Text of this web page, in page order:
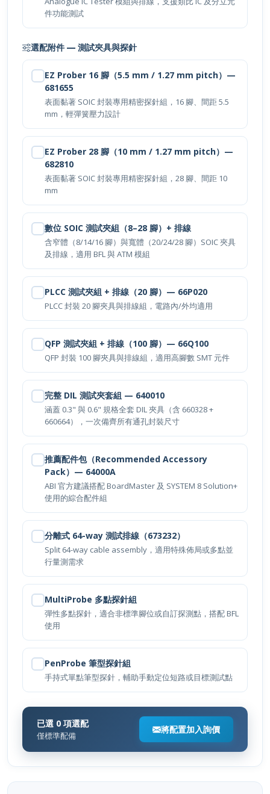
EZ Prober 16 腳（5.5 mm / 1.27 mm pitch）—
681655
表面黏著 SOIC 封裝專用精密探針組，16 腳、間距 5.5
mm，輕彈簧壓力設計
EZ Prober 28 腳（10 mm / 1.27 mm pitch）—
682810
表面黏著 SOIC 封裝專用精密探針組，28 腳、間距 10
mm
數位 SOIC 測試夾組（8–28 腳）+ 排線
含窄體（8/14/16 腳）與寬體（20/24/28 腳）SOIC 夾具
及排線，適用 BFL 與 ATM 模組
PLCC 測試夾組 + 排線（20 腳）— 66P020
PLCC 封裝 20 腳夾具與排線組，電路內/外均適用
QFP 測試夾組 + 排線（100 腳）— 66Q100
QFP 封裝 100 腳夾具與排線組，適用高腳數 SMT 元件
完整 DIL 測試夾套組 — 640010
涵蓋 0.3" 與 0.6" 規格全套 DIL 夾具（含 660328 +
660664），一次備齊所有通孔封裝尺寸
推薦配件包（Recommended Accessory
Pack）— 64000A
ABI 官方建議搭配 BoardMaster 及 SYSTEM 8 Solution+
使用的綜合配件組
分離式 64-way 測試排線（673232）
Split 64-way cable assembly，適用特殊佈局或多點並
行量測需求
MultiProbe 多點探針組
彈性多點探針，適合非標準腳位或自訂探測點，搭配 BFL
使用
PenProbe 筆型探針組
手持式單點筆型探針，輔助手動定位短路或目標測試點
已選 0 項選配
僅標準配備
將配置加入詢價
立即詢價